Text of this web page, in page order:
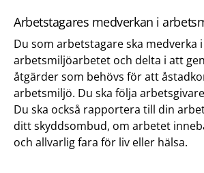
Arbetstagares medverkan i
Du som arbetstagare ska medverka i
arbetsmiljöarbetet och delta i att
åtgärder som behövs för att
arbetsmiljö. Du ska följa
Du ska också rapportera till din
ditt skyddsombud, om arbetet
och allvarlig fara för liv eller hälsa.